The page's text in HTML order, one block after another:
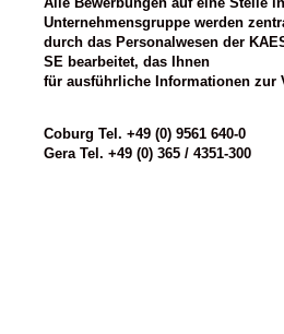
Unternehmensgruppe werden
durch das Personalwesen der
SE bearbeitet, das Ihnen
für ausführliche Informationen zur
Coburg Tel. +49 (0) 9561 640-0
Gera Tel. +49 (0) 365 / 4351-300